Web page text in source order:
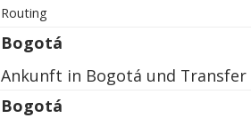
Routing
Bogotá
Ankunft in Bogotá und Transfer
Bogotá